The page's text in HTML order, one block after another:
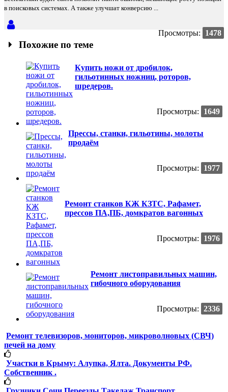
в поисковых системах. А также улучшат конверсию ...
Просмотры: 1478
Похожие по теме
Купить ножи от дробилок,
гильотинных ножниц, роторов,
шредеров.
Просмотры: 1649
Прессы, станки, гильотины, молоты
продаём
Просмотры: 1977
Ремонт станков КЖ КЗТС, Рафамет,
прессов ПА,ПБ, домкратов вагонных
Просмотры: 1976
Ремонт листоправильных машин,
гибочного оборудования
Просмотры: 2336
Ремонт телевизоров, мониторов, микроволновых (СВЧ)
печей на дому
Участки в Крыму: Алупка, Ялта. Документы РФ.
Собственник .